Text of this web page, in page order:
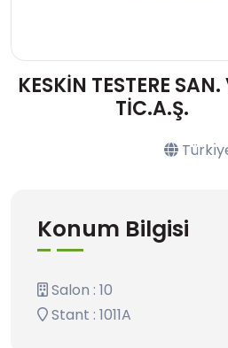
KESKİN TESTERE
TİC.A.Ş.
Konum Bilgisi
Salon : 10
Stant : 1011A